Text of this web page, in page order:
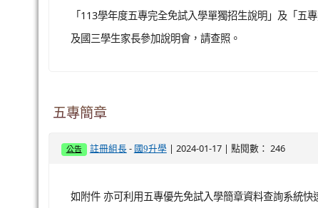
「113學年度五專完全免試入學單獨招生說明」及「
及國三學生家長參加說明會，請查照。
五專簡章
公告 註冊組長- 國9升學| 2024-01-17 | 點閱數： 246
如附件 亦可利用五專優先免試入學簡章資料查詢系統快